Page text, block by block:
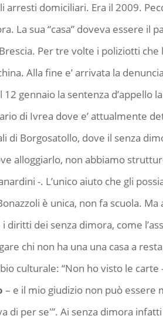
domiciliari. Era il 2009.
La sua “casa” doveva essere il
Per tre volte i poliziotti
Alla fine e’ arrivata la
gennaio la sentenza d’appello
di Ivrea dove e’ attualmente
di Borgosatollo, dove il senza
alloggiarlo, non abbiamo
-. L’unico aiuto che gli
è unica, non fa scuola.
diritti dei senza dimora, come
chi non ha una una casa a
culturale: “Non ho visto le carte
– e il mio giudizio non può essere
di per se'”. Ai senza dimora